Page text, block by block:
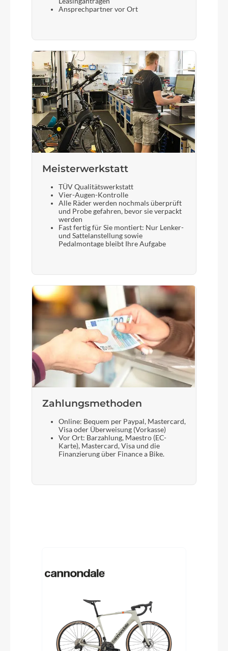
Ansprechpartner vor Ort
Meisterwerkstatt
TÜV Qualitätswerkstatt
Vier-Augen-Kontrolle
Alle Räder werden nochmals überprüft
und Probe gefahren, bevor sie verpackt
werden
Fast fertig für Sie montiert: Nur Lenker-
und Sattelanstellung sowie
Pedalmontage bleibt Ihre Aufgabe
Zahlungsmethoden
Online: Bequem per Paypal, Mastercard,
Visa oder Überweisung (Vorkasse)
Vor Ort: Barzahlung, Maestro (EC-
Karte), Mastercard, Visa und die
Finanzierung über Finance a Bike.